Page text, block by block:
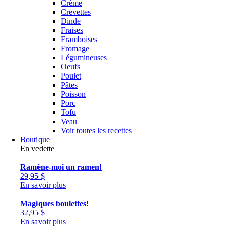
Crème
Crevettes
Dinde
Fraises
Framboises
Fromage
Légumineuses
Oeufs
Poulet
Pâtes
Poisson
Porc
Tofu
Veau
Voir toutes les recettes
Boutique
En vedette
Ramène-moi un ramen!
29,95 $
En savoir plus
Magiques boulettes!
32,95 $
En savoir plus